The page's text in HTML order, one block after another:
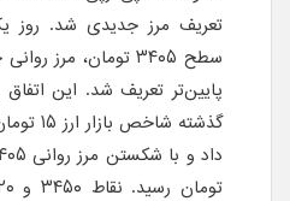
تعریف مرز جدیدی شد. روز
سطح ۳۴۰۵ تومان، مرز
پایین‌تر تعریف شد. این
گذشته